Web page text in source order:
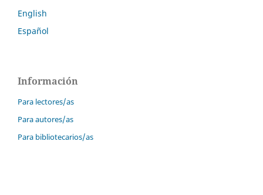
English
Español
Información
Para lectores/as
Para autores/as
Para bibliotecarios/as